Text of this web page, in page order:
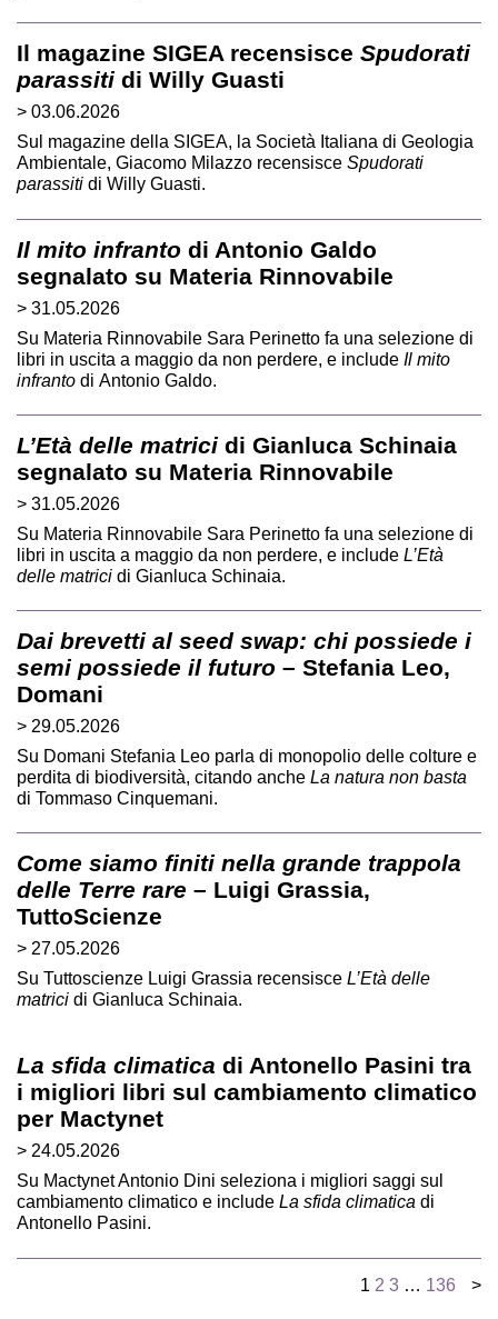
Il magazine SIGEA recensisce Spudorati
parassiti di Willy Guasti
> 03.06.2026
Sul magazine della SIGEA, la Società Italiana di Geologia
Ambientale, Giacomo Milazzo recensisce Spudorati
parassiti di Willy Guasti.
Il mito infranto di Antonio Galdo
segnalato su Materia Rinnovabile
> 31.05.2026
Su Materia Rinnovabile Sara Perinetto fa una selezione di
libri in uscita a maggio da non perdere, e include Il mito
infranto di Antonio Galdo.
L’Età delle matrici di Gianluca Schinaia
segnalato su Materia Rinnovabile
> 31.05.2026
Su Materia Rinnovabile Sara Perinetto fa una selezione di
libri in uscita a maggio da non perdere, e include L’Età
delle matrici di Gianluca Schinaia.
Dai brevetti al seed swap: chi possiede i
semi possiede il futuro – Stefania Leo,
Domani
> 29.05.2026
Su Domani Stefania Leo parla di monopolio delle colture e
perdita di biodiversità, citando anche La natura non basta
di Tommaso Cinquemani.
Come siamo finiti nella grande trappola
delle Terre rare – Luigi Grassia,
TuttoScienze
> 27.05.2026
Su Tuttoscienze Luigi Grassia recensisce L’Età delle
matrici di Gianluca Schinaia.
La sfida climatica di Antonello Pasini tra
i migliori libri sul cambiamento climatico
per Mactynet
> 24.05.2026
Su Mactynet Antonio Dini seleziona i migliori saggi sul
cambiamento climatico e include La sfida climatica di
Antonello Pasini.
1 2 3 … 136 >